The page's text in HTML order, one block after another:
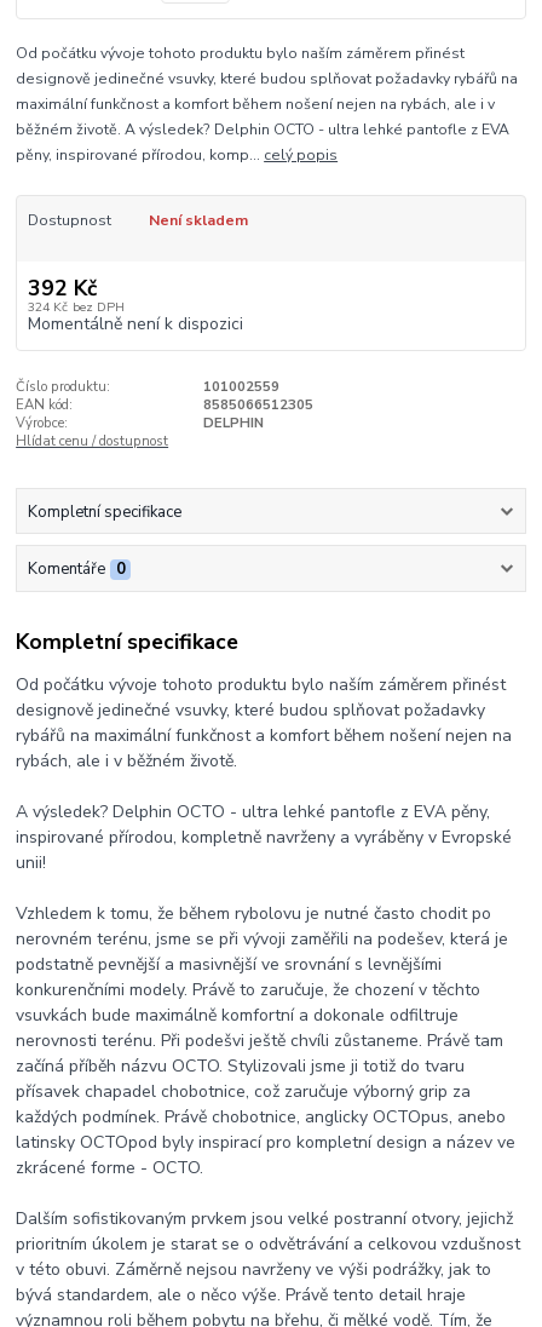
Od počátku vývoje tohoto produktu bylo naším záměrem přinést
designově jedinečné vsuvky, které budou splňovat požadavky rybářů na
maximální funkčnost a komfort během nošení nejen na rybách, ale i v
běžném životě. A výsledek? Delphin OCTO - ultra lehké pantofle z EVA
pěny, inspirované přírodou, komp... celý popis
Dostupnost Není skladem
392 Kč
324 Kč bez DPH
Momentálně není k dispozici
Číslo produktu:
101002559
EAN kód:
8585066512305
Výrobce:
DELPHIN
Hlídat cenu / dostupnost
Kompletní specifikace
Komentáře 0
Kompletní specifikace
Od počátku vývoje tohoto produktu bylo naším záměrem přinést
designově jedinečné vsuvky, které budou splňovat požadavky
rybářů na maximální funkčnost a komfort během nošení nejen na
rybách, ale i v běžném životě.
A výsledek? Delphin OCTO - ultra lehké pantofle z EVA pěny,
inspirované přírodou, kompletně navrženy a vyráběny v Evropské
unii!
Vzhledem k tomu, že během rybolovu je nutné často chodit po
nerovném terénu, jsme se při vývoji zaměřili na podešev, která je
podstatně pevnější a masivnější ve srovnání s levnějšími
konkurenčními modely. Právě to zaručuje, že chození v těchto
vsuvkách bude maximálně komfortní a dokonale odfiltruje
nerovnosti terénu. Při podešvi ještě chvíli zůstaneme. Právě tam
začíná příběh názvu OCTO. Stylizovali jsme ji totiž do tvaru
přísavek chapadel chobotnice, což zaručuje výborný grip za
každých podmínek. Právě chobotnice, anglicky OCTOpus, anebo
latinsky OCTOpod byly inspirací pro kompletní design a název ve
zkrácené forme - OCTO.
Dalším sofistikovaným prvkem jsou velké postranní otvory, jejichž
prioritním úkolem je starat se o odvětrávání a celkovou vzdušnost
v této obuvi. Záměrně nejsou navrženy ve výši podrážky, jak to
bývá standardem, ale o něco výše. Právě tento detail hraje
významnou roli během pobytu na břehu, či mělké vodě. Tím, že